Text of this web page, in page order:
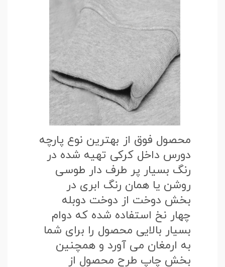
محصول فوق از بهترین نوع پارچه
دورس داخل کرکی تهیه شده در
رنگ بسیار پر طرف دار طوسی
روشن یا همان رنگ ابری در
بخش دوخت از دوخت دوبله
چهار نخ استفاده شده که دوام
بسیار بالایی محصول را برای شما
به ارمغان می آورد و همچنین
بخش چاپ طرح محصول از